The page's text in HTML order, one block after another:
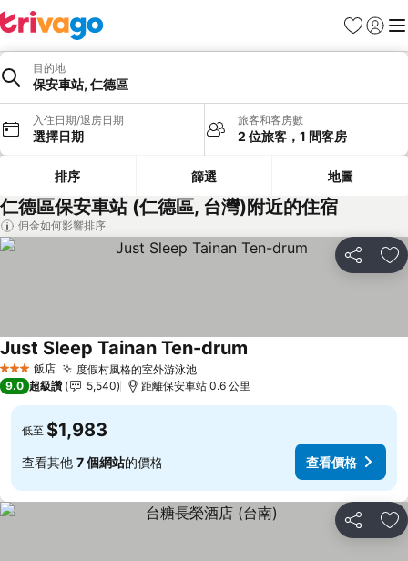
我的最愛
登入 選
目的地
保安車站, 仁德區
入住日期/退房日期
選擇日期
旅客和客房數
2 位旅客，1 間客房
排序 篩選 地圖
仁德區保安車站 (仁德區, 台灣)附近的住宿
佣金如何影響排序
分享 加
3 星級 飯店 度假村風格的室外游泳池
Just Sleep Tainan Ten-drum
9.0 超級讚 5,540 距離保安車站 0.6 公里
低至 $1,983
查看其他 7 個網站的價格 查看價格
分享 加